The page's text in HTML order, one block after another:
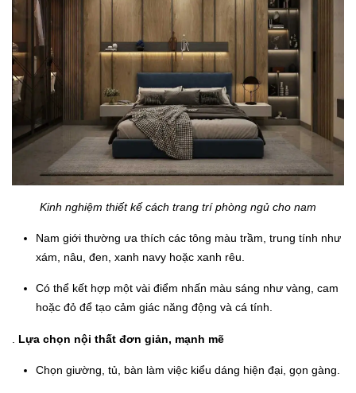
Kinh nghiệm thiết kế cách trang trí phòng ngủ cho nam
Nam giới thường ưa thích các tông màu trầm, trung tính như
xám, nâu, đen, xanh navy hoặc xanh rêu.
Có thể kết hợp một vài điểm nhấn màu sáng như vàng, cam
hoặc đỏ để tạo cảm giác năng động và cá tính.
Lựa chọn nội thất đơn giản, mạnh mẽ
Chọn giường, tủ, bàn làm việc kiểu dáng hiện đại, gọn gàng.